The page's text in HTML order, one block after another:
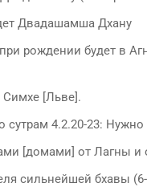
Двадашамша Дхану
рождении будет в
Симхе [Льве].
4.2.20-23: Нужно
[домами] от Лагны и
сильнейшей бхавы